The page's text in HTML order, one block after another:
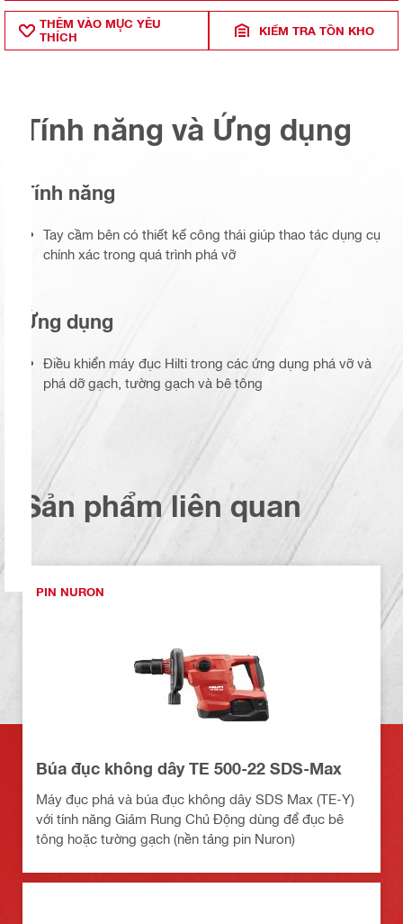
THÊM VÀO MỤ̣C YÊU
THÍCH
KIỂM TRA TỒN KHO
Tính năng và Ứng dụng
Tính năng
Tay cầm bên có thiết kế công thái giúp thao tác dụng cụ
chính xác trong quá trình phá vỡ
Ứng dụng
Điều khiển máy đục Hilti trong các ứng dụng phá vỡ và
phá dỡ gạch, tường gạch và bê tông
Sản phẩm liên quan
PIN NURON
Búa đục không dây TE 500-22 SDS-Max
Máy đục phá và búa đục không dây SDS Max (TE-Y)
với tính năng Giảm Rung Chủ Động dùng để đục bê
tông hoặc tường gạch (nền tảng pin Nuron)